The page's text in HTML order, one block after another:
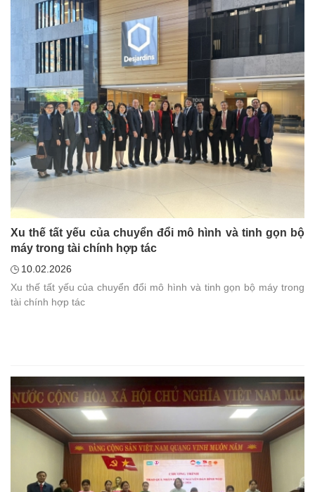
Xu thế tất yếu của chuyển đổi mô hình và tinh gọn bộ
máy trong tài chính hợp tác
10.02.2026
Xu thế tất yếu của chuyển đổi mô hình và tinh gọn bộ máy trong
tài chính hợp tác